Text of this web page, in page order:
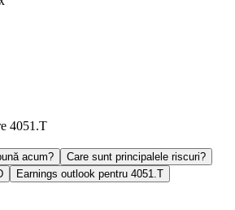
4051.T
acum?
Care sunt principalele riscuri?
Earnings outlook pentru 4051.T